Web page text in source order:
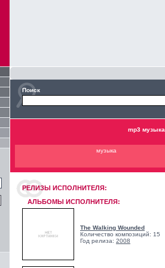
Поиск
mp3 музыка
музыка
РЕЛИЗЫ ИCПОЛНИТЕЛЯ:
АЛЬБОМЫ ИСПОЛНИТЕЛЯ:
The Walking Wounded
Количество композиций: 15
Год релиза: 2008